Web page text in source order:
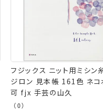
フジックス ニット用ミシン
ジロン 見本帳 161色 ネコ
可 fjx 手芸の山久
（0）